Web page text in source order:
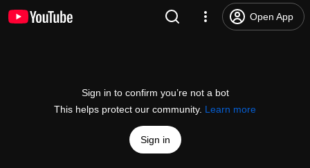
Open App
Sign in to confirm you’re not a bot
This helps protect our community. Learn more
Sign in